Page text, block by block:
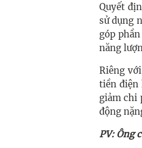
Quyết
sử dụng
góp
năng
Riêng
tiền điện
giảm chi
động
PV: Ông